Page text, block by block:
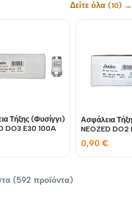
Δείτε όλα (10) →
Τήξης (Φυσίγγι)
DO3 E30 100A
Ασφάλεια
NEOZED DO2
0,90€
(592 προϊόντα)